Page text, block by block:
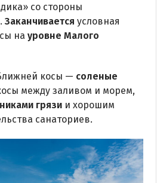
со стороны
. Заканчивается условная
на уровне Малого
косы — соленые
между заливом и морем,
грязи и хорошим
санаториев.